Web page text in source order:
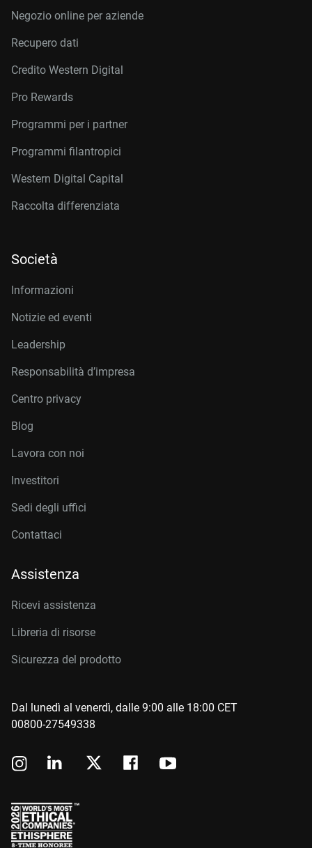
Negozio online per aziende
Recupero dati
Credito Western Digital
Pro Rewards
Programmi per i partner
Programmi filantropici
Western Digital Capital
Raccolta differenziata
Società
Informazioni
Notizie ed eventi
Leadership
Responsabilità d’impresa
Centro privacy
Blog
Lavora con noi
Investitori
Sedi degli uffici
Contattaci
Assistenza
Ricevi assistenza
Libreria di risorse
Sicurezza del prodotto
Dal lunedì al venerdì, dalle 9:00 alle 18:00 CET
00800-27549338